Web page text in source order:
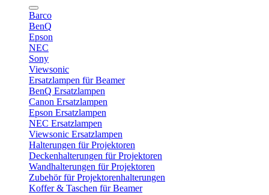
Barco
BenQ
Epson
NEC
Sony
Viewsonic
Ersatzlampen für Beamer
BenQ Ersatzlampen
Canon Ersatzlampen
Epson Ersatzlampen
NEC Ersatzlampen
Viewsonic Ersatzlampen
Halterungen für Projektoren
Deckenhalterungen für Projektoren
Wandhalterungen für Projektoren
Zubehör für Projektorenhalterungen
Koffer & Taschen für Beamer